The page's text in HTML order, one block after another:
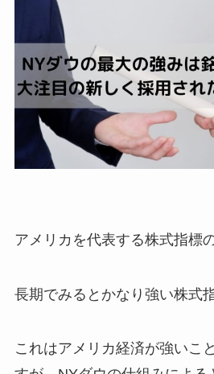
アメリカを代表する株式指標
長期でみるとかなり強い株式
これはアメリカ経済が強いこ